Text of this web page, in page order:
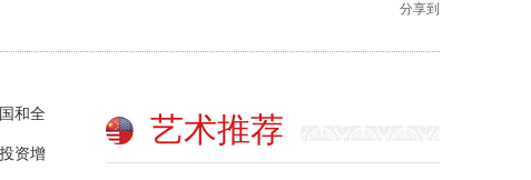
分享到
和全
资增
艺术推荐